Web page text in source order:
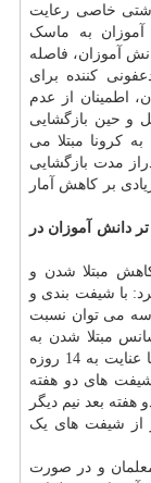
خاصی رعایت
به ماسک
آموزان، فاصله
کننده برای
اطمینان از عدم
و حین بازگشایی
کرونا مبتلا می
مدت بازگشایی
بر کاهش آمار
دانش آموزان در
مبتلا شدن و
با شیفت بندی و
می توان نسبت
مبتلا شدن به
ویروس در مدرسه اقدام نمود. برخی مطالعات با عنایت به 14 روزه
شیفت های دو هفته
بعد نیم دیگر
از شیفت های یک
و در صورت